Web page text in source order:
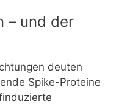
– und der
deuten
Spike-Proteine